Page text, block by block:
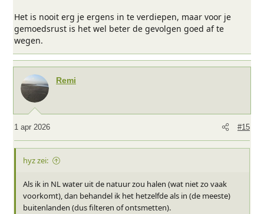
Het is nooit erg je ergens in te verdiepen, maar voor je
gemoedsrust is het wel beter de gevolgen goed af te
wegen.
Remi
1 apr 2026 #15
hyz zei:
Als ik in NL water uit de natuur zou halen (wat niet zo vaak
voorkomt), dan behandel ik het hetzelfde als in (de meeste)
buitenlanden (dus filteren of ontsmetten).